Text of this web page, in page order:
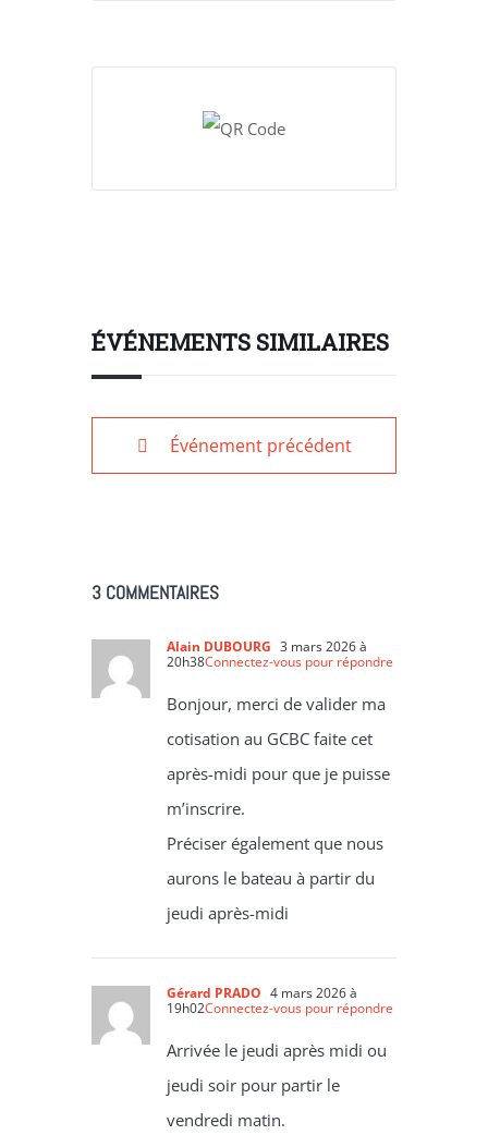
ÉVÉNEMENTS SIMILAIRES
Événement précédent
3 COMMENTAIRES
Alain DUBOURG 3 mars 2026 à
20h38Connectez-vous pour répondre
Bonjour, merci de valider ma
cotisation au GCBC faite cet
après-midi pour que je puisse
m’inscrire.
Préciser également que nous
aurons le bateau à partir du
jeudi après-midi
Gérard PRADO 4 mars 2026 à
19h02Connectez-vous pour répondre
Arrivée le jeudi après midi ou
jeudi soir pour partir le
vendredi matin.